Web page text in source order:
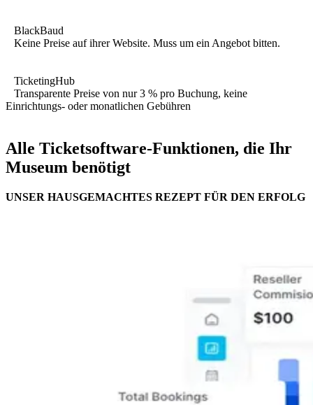
BlackBaud
Keine Preise auf ihrer Website. Muss um ein Angebot bitten.
TicketingHub
Transparente Preise von nur 3 % pro Buchung, keine
Einrichtungs- oder monatlichen Gebühren
Alle Ticketsoftware-Funktionen, die Ihr
Museum benötigt
UNSER HAUSGEMACHTES REZEPT FÜR DEN ERFOLG